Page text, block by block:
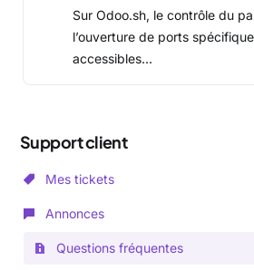
Support client
Mes tickets
Annonces
Questions fréquentes
Sur Odoo.sh, le contrôle du
l’ouverture de ports
accessibles...